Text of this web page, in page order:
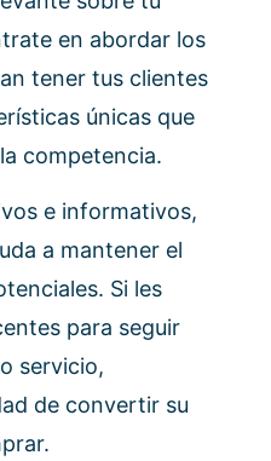
en abordar los
tener tus clientes
únicas que
competencia.
e informativos,
a mantener el
Si les
para seguir
servicio,
de convertir su